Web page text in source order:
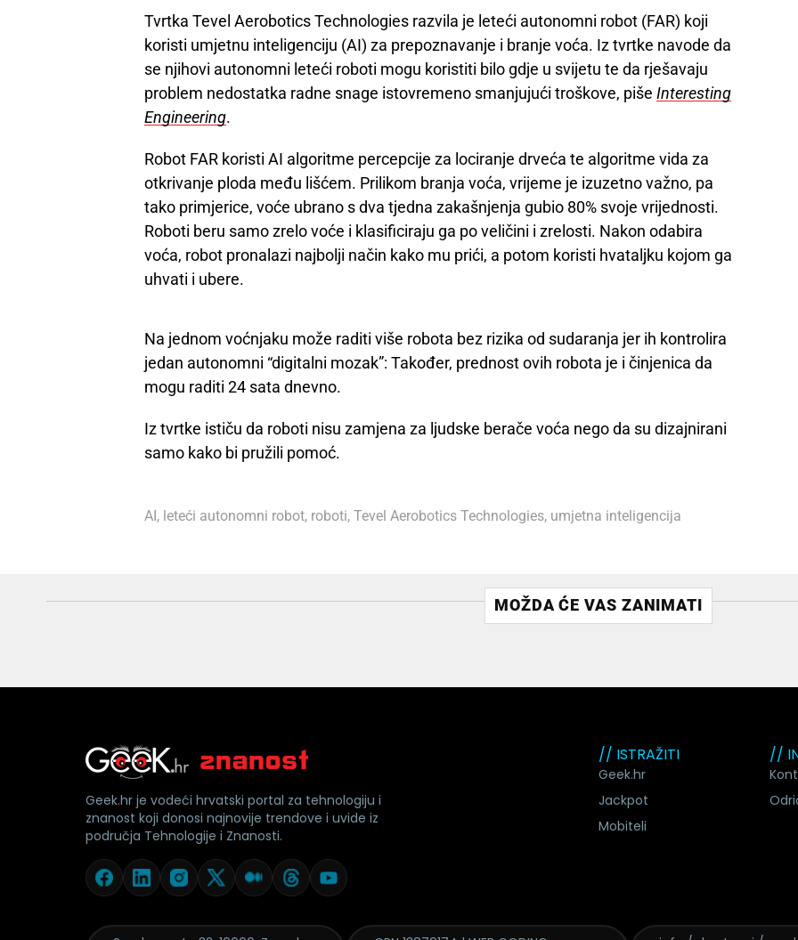
Tvrtka Tevel Aerobotics Technologies razvila je leteći autonomni robot (FAR) koji
koristi umjetnu inteligenciju (AI) za prepoznavanje i branje voća. Iz tvrtke navode da
se njihovi autonomni leteći roboti mogu koristiti bilo gdje u svijetu te da rješavaju
problem nedostatka radne snage istovremeno smanjujući troškove, piše Interesting
Engineering.
Robot FAR koristi AI algoritme percepcije za lociranje drveća te algoritme vida za
otkrivanje ploda među lišćem. Prilikom branja voća, vrijeme je izuzetno važno, pa
tako primjerice, voće ubrano s dva tjedna zakašnjenja gubio 80% svoje vrijednosti.
Roboti beru samo zrelo voće i klasificiraju ga po veličini i zrelosti. Nakon odabira
voća, robot pronalazi najbolji način kako mu prići, a potom koristi hvataljku kojom ga
uhvati i ubere.
Na jednom voćnjaku može raditi više robota bez rizika od sudaranja jer ih kontrolira
jedan autonomni “digitalni mozak”: Također, prednost ovih robota je i činjenica da
mogu raditi 24 sata dnevno.
Iz tvrtke ističu da roboti nisu zamjena za ljudske berače voća nego da su dizajnirani
samo kako bi pružili pomoć.
AI, leteći autonomni robot, roboti, Tevel Aerobotics Technologies, umjetna inteligencija
MOŽDA ĆE VAS ZANIMATI
// ISTRAŽITI
Geek.hr
Jackpot
Mobiteli
//
Geek.hr je vodeći hrvatski portal za tehnologiju i
znanost koji donosi najnovije trendove i uvide iz
područja Tehnologije i Znanosti.